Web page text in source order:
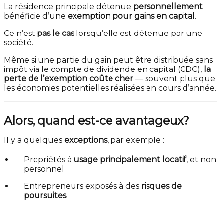
La résidence principale détenue personnellement
bénéficie d’une exemption pour gains en capital .
Ce n’est pas le caslorsqu’elle est détenue par une
société.
Même si une partie du gain peut être distribuée sans
impôt via le compte de dividende en capital (CDC), la
perte de l’exemption coûte cher — souvent plus que
les économies potentielles réalisées en cours d’année.
Alors, quand est-ce avantageux?
Il y a quelques exceptions, par exemple :
Propriétés à usage principalement locatif, et non
personnel
Entrepreneurs exposés à des risques de
poursuites